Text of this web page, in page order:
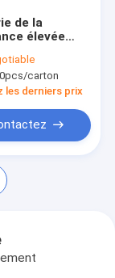
de la
élevée
Ion Battery de
500 cycles
carton
les derniers prix